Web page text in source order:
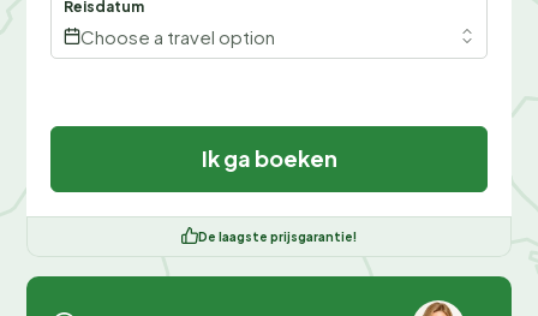
Reisdatum
Choose a travel option
Ik ga boeken
De laagste prijsgarantie!